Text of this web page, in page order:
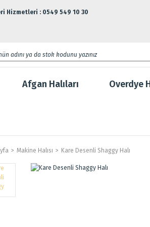
Hizmetleri : 0549 549 10 30
Afgan Halıları Overdye
Makine Halısı Kare Desenli Shaggy Halı